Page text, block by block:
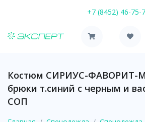
+7 (8452) 46-75-
Костюм СИРИУС-ФАВОРИТ-
брюки т.синий с черным и
СОП